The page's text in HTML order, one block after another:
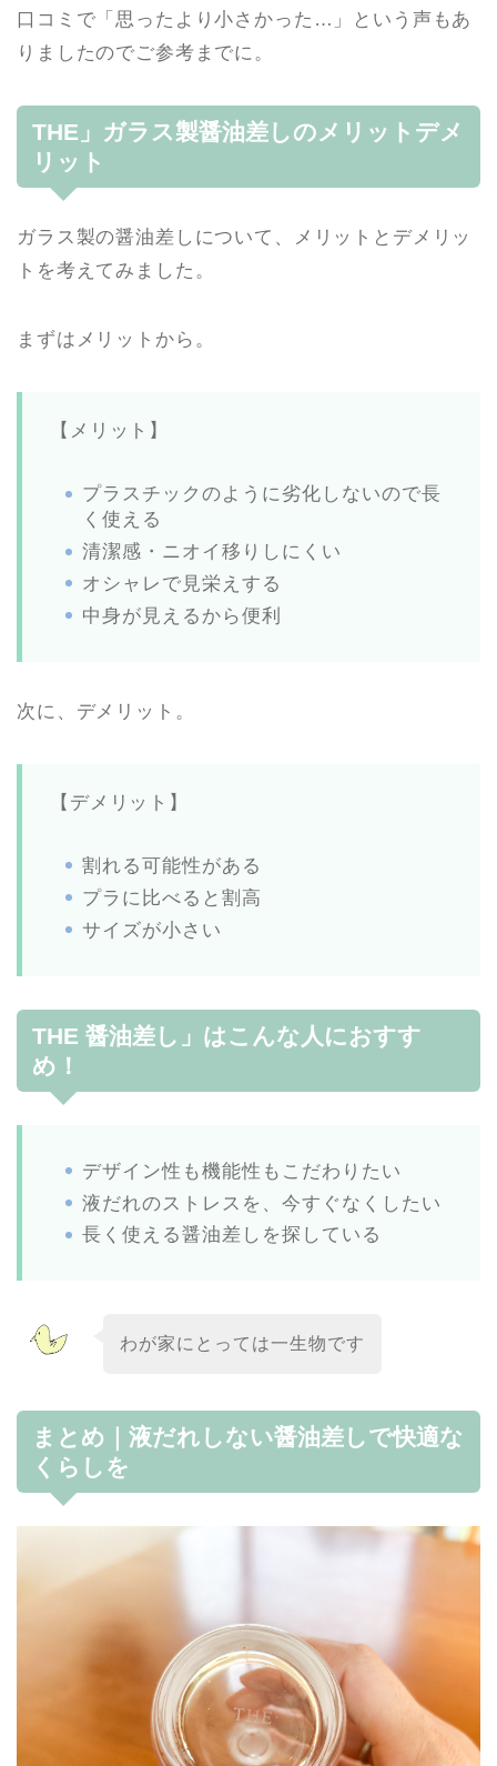
口コミで「思ったより小さかった…」という声もあ
りましたのでご参考までに。
THE」ガラス製醤油差しのメリットデメ
リット
ガラス製の醤油差しについて、メリットとデメリッ
トを考えてみました。
まずはメリットから。
【メリット】
プラスチックのように劣化しないので長
く使える
清潔感・ニオイ移りしにくい
オシャレで見栄えする
中身が見えるから便利
次に、デメリット。
【デメリット】
割れる可能性がある
プラに比べると割高
サイズが小さい
THE 醤油差し」はこんな人におすす
め！
デザイン性も機能性もこだわりたい
液だれのストレスを、今すぐなくしたい
長く使える醤油差しを探している
わが家にとっては一生物です
まとめ｜液だれしない醤油差しで快適な
くらしを